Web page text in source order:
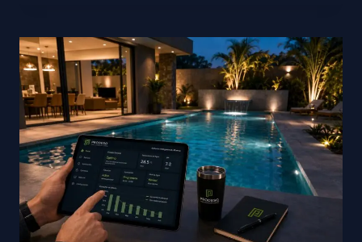
COSTOS
Y
AHORRO
2026.